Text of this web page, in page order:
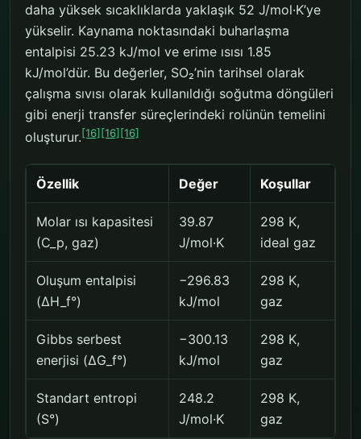
daha yüksek sıcaklıklarda yaklaşık 52 J/mol·K’ye
yükselir. Kaynama noktasındaki buharlaşma
entalpisi 25.23 kJ/mol ve erime ısısı 1.85
kJ/mol’dür. Bu değerler, SO₂’nin tarihsel olarak
çalışma sıvısı olarak kullanıldığı soğutma döngüleri
gibi enerji transfer süreçlerindeki rolünün temelini
oluşturur.[16][16][16]
Özellik Değer Koşullar
Molar ısı kapasitesi
(C_p, gaz)
39.87
J/mol·K
298 K,
ideal gaz
Oluşum entalpisi
(ΔH_f°)
−296.83
kJ/mol
298 K,
gaz
Gibbs serbest
enerjisi (ΔG_f°)
−300.13
kJ/mol
298 K,
gaz
Standart entropi
(S°)
248.2
J/mol·K
298 K,
gaz